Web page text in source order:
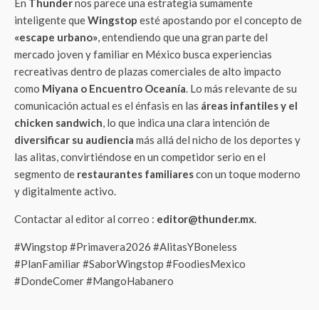
En Thundernos parece una estrategia sumamente
inteligente queWingstop esté apostando por el concepto de
«escape urbano», entendiendo que una gran parte del
mercado joven y familiar en México busca experiencias
recreativas dentro de plazas comerciales de alto impacto
como Miyana o Encuentro Oceanía. Lo más relevante de su
comunicación actual es el énfasis en las áreas infantiles y el
chicken sandwich, lo que indica una clara intención de
diversificar su audiencia más allá del nicho de los deportes y
las alitas, convirtiéndose en un competidor serio en el
segmento de restaurantes familiarescon un toque moderno
y digitalmente activo.
Contactar al editor al correo : editor@thunder.mx.
#Wingstop #Primavera2026 #AlitasYBoneless
#PlanFamiliar #SaborWingstop #FoodiesMexico
#DondeComer #MangoHabanero